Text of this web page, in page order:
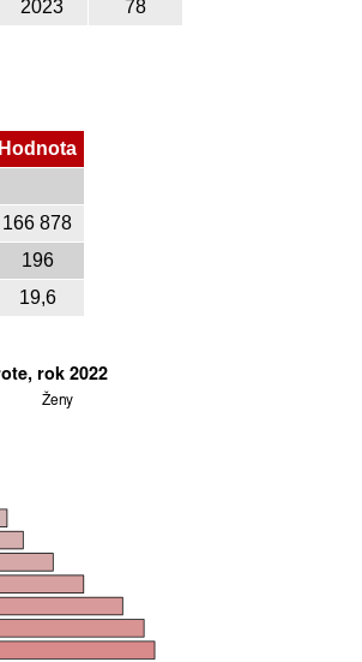
2023
78
Hodnota
166 878
196
19,6